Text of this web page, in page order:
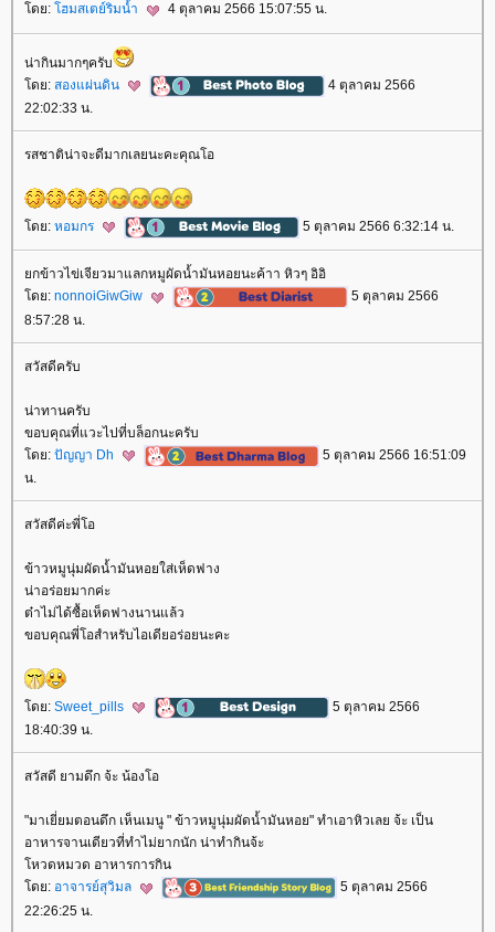
ดย: ฮมสเตย์ริมน้ำ 4 ตุลาคม 2566 15:07:55 น.
น่ากินมากๆครับ
ดย: สองแผ่นดิน
4 ตุลาคม 2566
22:02:33 น.
รสชาติน่าจะดีมากเลยนะคะคุณโอ
ดย: หอมกร 5 ตุลาคม 2566 6:32:14 น.
กข้าวไข่เจียวมาแลกหมูผัดน้ำมันหอยนะค้าา หิวๆ อิอิ
ดย: nonnoiGiwGiw
5 ตุลาคม 2566
8:57:28 น.
สวัสดีครับ
น่าทานครับ
ขอบคุณที่แวะไปที่บล็อกนะครับ
ดย: ปัญญา Dh
5 ตุลาคม 2566 16:51:09
น.
สวัสดีค่ะพี่โอ
ข้าวหมูนุ่มผัดน้ำมันหอยใส่เห็ดฟาง
น่าอร่อยมากค่ะ
ต๋าไม่ได้ซื้อเห็ดฟางนานแล้ว
ขอบคุณพี่โอสำหรับไอเดียอร่อยนะคะ
ดย: Sweet_pills
5 ตุลาคม 2566
18:40:39 น.
สวัสดี ยามดึก จ้ะ น้องโอ
"มาเยี่ยมตอนดึก เห็นเมนู " ข้าวหมูนุ่มผัดน้ำมันหอย" ทำเอาหิวเลย จ้ะ เป็น
อาหารจานเดียวที่ทำไม่ยากนัก น่าทำกินจ้ะ
หวดหมวด อาหารการกิน
ดย: อาจารย์สุวิมล
5 ตุลาคม 2566
22:26:25 น.